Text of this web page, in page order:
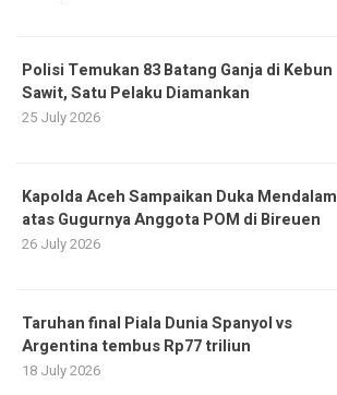
Polisi Temukan 83 Batang Ganja di Kebun
Sawit, Satu Pelaku Diamankan
25 July 2026
Kapolda Aceh Sampaikan Duka Mendalam
atas Gugurnya Anggota POM di Bireuen
26 July 2026
Taruhan final Piala Dunia Spanyol vs
Argentina tembus Rp77 triliun
18 July 2026